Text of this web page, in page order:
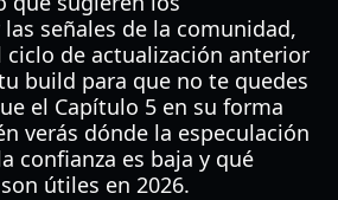
señales de la comunidad,
ciclo de actualización anterior
build para que no te quedes
el Capítulo 5 en su forma
verás dónde la especulación
confianza es baja y qué
útiles en 2026.